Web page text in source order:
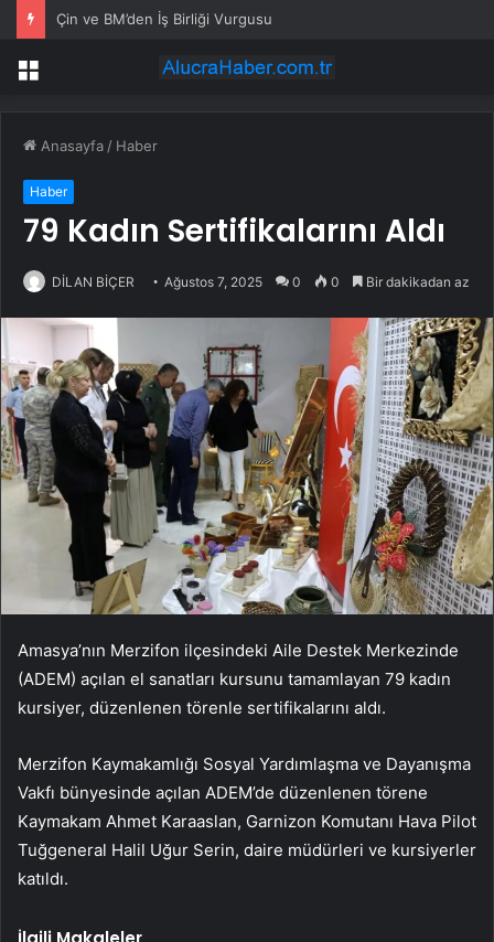
Çin ve BM’den İş Birliği Vurgusu
Menü
Anasayfa / Haber
Haber
79 Kadın Sertifikalarını Aldı
DİLAN BİÇER Ağustos 7, 2025 0 0 Bir dakikadan az
Amasya’nın Merzifon ilçesindeki Aile Destek Merkezinde
(ADEM) açılan el sanatları kursunu tamamlayan 79 kadın
kursiyer, düzenlenen törenle sertifikalarını aldı.
Merzifon Kaymakamlığı Sosyal Yardımlaşma ve Dayanışma
Vakfı bünyesinde açılan ADEM’de düzenlenen törene
Kaymakam Ahmet Karaaslan, Garnizon Komutanı Hava Pilot
Tuğgeneral Halil Uğur Serin, daire müdürleri ve kursiyerler
katıldı.